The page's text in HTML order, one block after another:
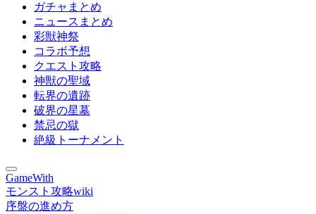
ガチャまとめ
ニュースまとめ
彩獣神祭
コラボ予想
クエスト攻略
神獣の聖域
転界の遺跡
破界の星墓
禁忌の獄
絶級トーナメント
GameWith
モンスト攻略wiki
序盤の進め方